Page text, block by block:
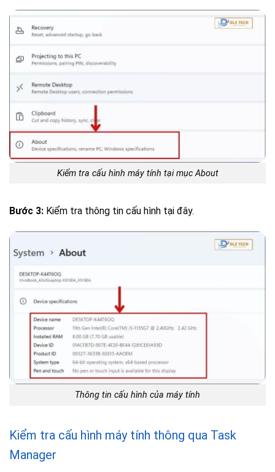
Kiểm tra cấu hình máy tính tại mục About
Bước 3: Kiểm tra thông tin cấu hình tại đây.
Thông tin cấu hình của máy tính
Kiểm tra cấu hình máy tính thông qua Task
Manager